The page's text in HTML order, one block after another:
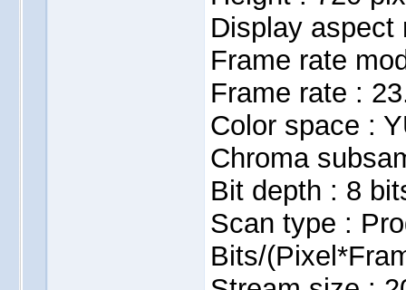
Display aspect
Frame rate
Frame rate :
Color space :
Chroma
Bit depth : 8
Scan type :
Bits/